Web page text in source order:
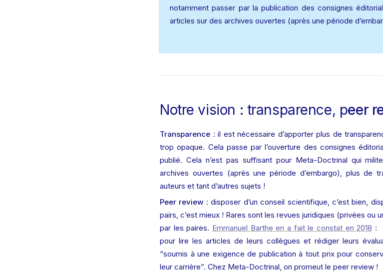
notamment passer par la publication des consignes
articles sur des archives ouvertes (après une période
Notre vision : transparence, peer
Transparence : il est nécessaire d’apporter plus de
trop opaque. Cela passe par l’ouverture des consignes
publié. Cela n’est pas suffisant pour Meta-Doctrinal qui
archives ouvertes (après une période d’embargo), plus de
auteurs et tant d’autres sujets !
Peer review : disposer d’un conseil scientifique, c’est bien,
pairs, c’est mieux ! Rares sont les revues juridiques (privées ou
par les paires. Emmanuel Barthe en a fait le constat en 2018 :
pour lire les articles de leurs collègues et rédiger leurs
“soumis à une exigence de publication à tout prix pour
leur carrière”. Chez Meta-Doctrinal, on promeut le peer review !